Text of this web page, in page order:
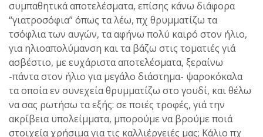
συμπαθητικά αποτελέσματα, επίσης κάνω διάφορα
“γιατροσόφια” όπως τα λέω, πχ θρυμματίζω τα
τσόφλια των αυγών, τα αφήνω πολύ καιρό στον ήλιο,
για ηλιοαπολύμανση και τα βάζω στις τοματιές γιά
ασβέστιο, με ευχάριστα αποτελέσματα, ξεραίνω
-πάντα στον ήλιο για μεγάλο διάστημα- ψαροκόκαλα
τα οποία εν συνεχεία θρυμματίζω στο γουδί, και θέλω
να σας ρωτήσω τα εξής: σε ποιές τροφές, γιά την
ακρίβεια υπολείμματα, μπορούμε να βρούμε ποιά
στοιχεία χρήσιμα για τις καλλιέργειές μας; Κάλιο πχ